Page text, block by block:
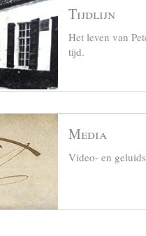
Tijdlijn
Het leven van
tijd.
Media
Video- en